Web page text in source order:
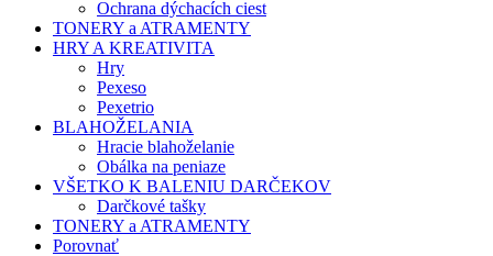
Ochrana dýchacích ciest
TONERY a ATRAMENTY
HRY A KREATIVITA
Hry
Pexeso
Pexetrio
BLAHOŽELANIA
Hracie blahoželanie
Obálka na peniaze
VŠETKO K BALENIU DARČEKOV
Darčkové tašky
TONERY a ATRAMENTY
Porovnať